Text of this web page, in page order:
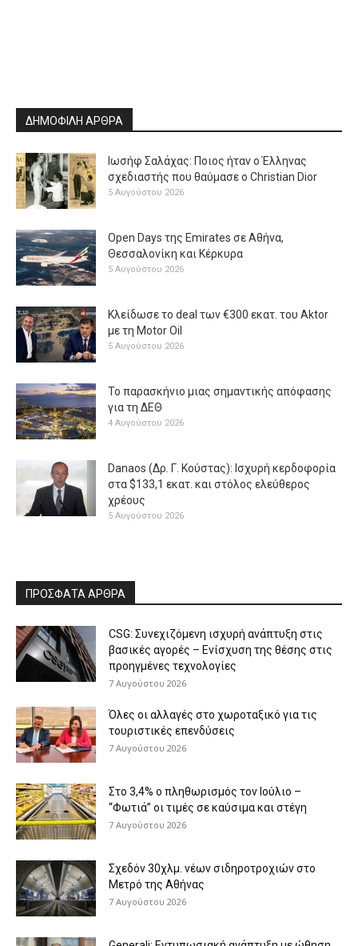
ΔΗΜΟΦΙΛΗ ΑΡΘΡΑ
Ιωσήφ Σαλάχας: Ποιος ήταν ο Έλληνας
σχεδιαστής που θαύμασε ο Christian Dior
5 Αυγούστου 2026
Open Days της Emirates σε Αθήνα,
Θεσσαλονίκη και Κέρκυρα
5 Αυγούστου 2026
Κλείδωσε το deal των €300 εκατ. του Aktor
με τη Μotor Oil
5 Αυγούστου 2026
Το παρασκήνιο μιας σημαντικής απόφασης
για τη ΔΕΘ
4 Αυγούστου 2026
Danaos (Δρ. Γ. Κούστας): Ισχυρή κερδοφορία
στα $133,1 εκατ. και στόλος ελεύθερος
χρέους
5 Αυγούστου 2026
ΠΡΟΣΦΑΤΑ ΑΡΘΡΑ
CSG: Συνεχιζόμενη ισχυρή ανάπτυξη στις
βασικές αγορές – Ενίσχυση της θέσης στις
προηγμένες τεχνολογίες
7 Αυγούστου 2026
Όλες οι αλλαγές στο χωροταξικό για τις
τουριστικές επενδύσεις
7 Αυγούστου 2026
Στο 3,4% ο πληθωρισμός τον Ιούλιο –
“Φωτιά” οι τιμές σε καύσιμα και στέγη
7 Αυγούστου 2026
Σχεδόν 30χλμ. νέων σιδηροτροχιών στο
Μετρό της Αθήνας
7 Αυγούστου 2026